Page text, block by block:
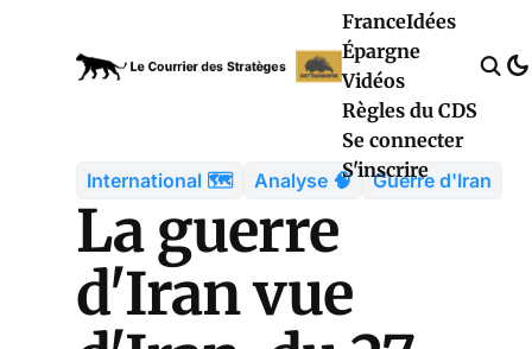
FranceIdées
Épargne
Vidéos
Règles du CDS
Se connecter
S'inscrire
International 🗺️ Analyse 🧠 Guerre d'Iran
La guerre
d'Iran vue